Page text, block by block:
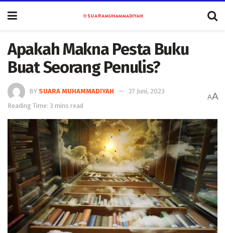
Apakah Makna Pesta Buku
Buat Seorang Penulis?
BY SUARA MUHAMMADIYAH
27 Juni, 2023
Reading Time: 3 mins read
AA